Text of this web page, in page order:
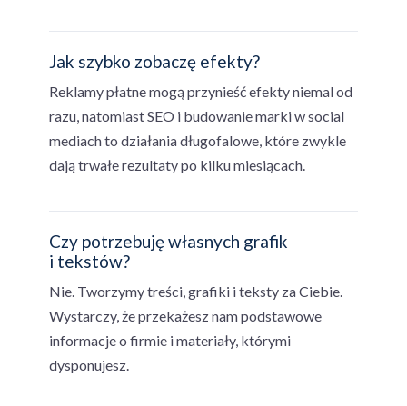
Jak szybko zobaczę efekty?
Reklamy płatne mogą przynieść efekty niemal od
razu, natomiast SEO i budowanie marki w social
mediach to działania długofalowe, które zwykle
dają trwałe rezultaty po kilku miesiącach.
Czy potrzebuję własnych grafik
i tekstów?
Nie. Tworzymy treści, grafiki i teksty za Ciebie.
Wystarczy, że przekażesz nam podstawowe
informacje o firmie i materiały, którymi
dysponujesz.